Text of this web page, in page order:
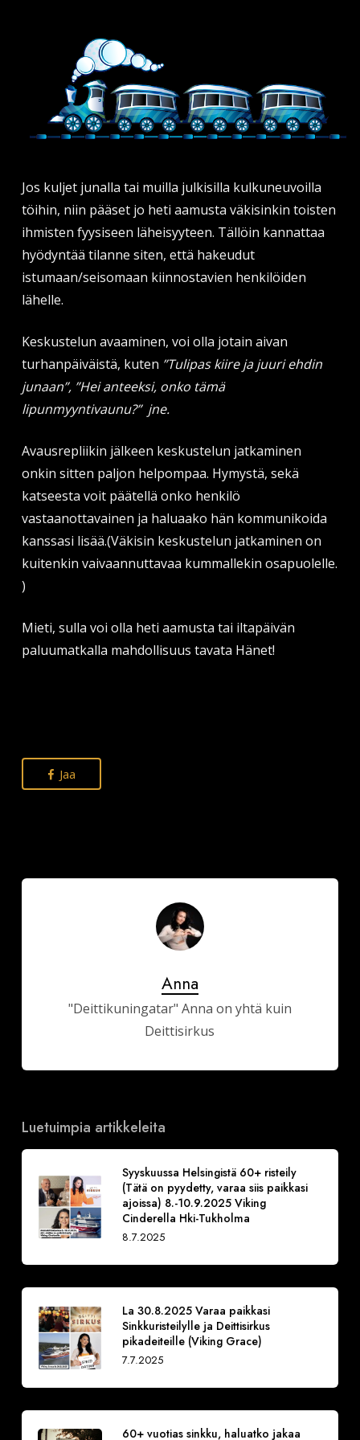
Jos kuljet junalla tai muilla julkisilla kulkuneuvoilla
töihin, niin pääset jo heti aamusta väkisinkin toisten
ihmisten fyysiseen läheisyyteen. Tällöin kannattaa
hyödyntää tilanne siten, että hakeudut
istumaan/seisomaan kiinnostavien henkilöiden
lähelle.
Keskustelun avaaminen, voi olla jotain aivan
turhanpäiväistä, kuten ”Tulipas kiire ja juuri ehdin
junaan”, ”Hei anteeksi, onko tämä
lipunmyyntivaunu?” jne.
Avausrepliikin jälkeen keskustelun jatkaminen
onkin sitten paljon helpompaa. Hymystä, sekä
katseesta voit päätellä onko henkilö
vastaanottavainen ja haluaako hän kommunikoida
kanssasi lisää.(Väkisin keskustelun jatkaminen on
kuitenkin vaivaannuttavaa kummallekin osapuolelle.
)
Mieti, sulla voi olla heti aamusta tai iltapäivän
paluumatkalla mahdollisuus tavata Hänet!
Jaa
Anna
"Deittikuningatar" Anna on yhtä kuin
Deittisirkus
Luetuimpia artikkeleita
Syyskuussa Helsingistä 60+ risteily
(Tätä on pyydetty, varaa siis paikkasi
ajoissa) 8.-10.9.2025 Viking
Cinderella Hki-Tukholma
8.7.2025
La 30.8.2025 Varaa paikkasi
Sinkkuristeilylle ja Deittisirkus
pikadeiteille (Viking Grace)
7.7.2025
60+ vuotias sinkku, haluatko jakaa